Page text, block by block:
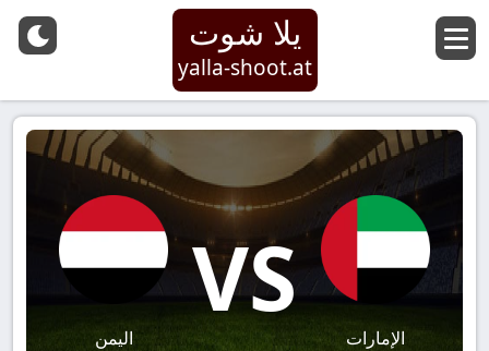
يلا شوت
yalla-shoot.at
الإمارات
VS
اليمن